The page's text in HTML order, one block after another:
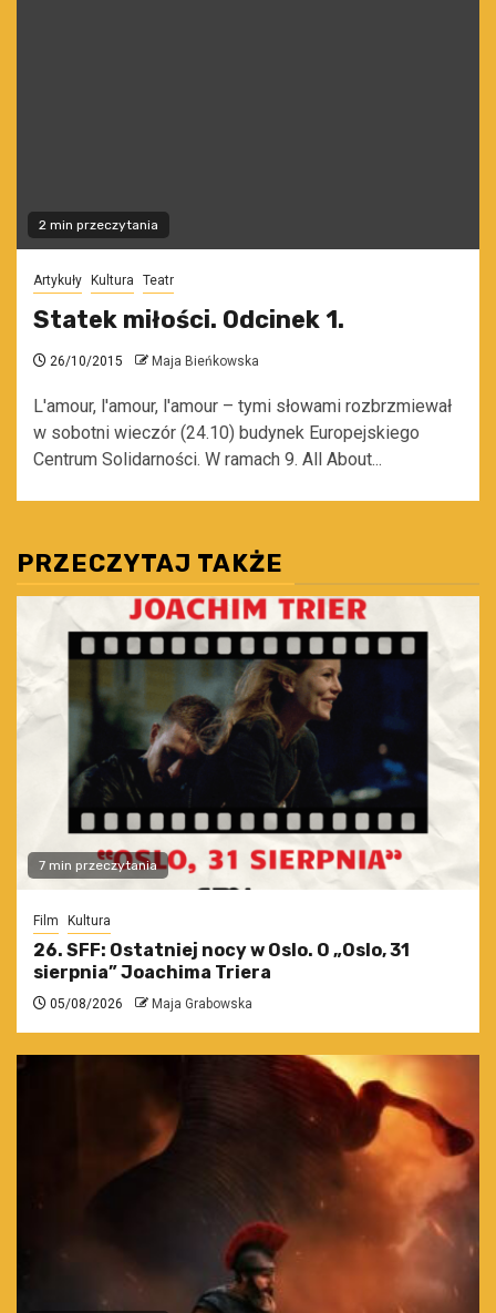
2 min przeczytania
Artykuły Kultura Teatr
Statek miłości. Odcinek 1.
26/10/2015 Maja Bieńkowska
L'amour, l'amour, l'amour – tymi słowami rozbrzmiewał
w sobotni wieczór (24.10) budynek Europejskiego
Centrum Solidarności. W ramach 9. All About...
PRZECZYTAJ TAKŻE
7 min przeczytania
Film Kultura
26. SFF: Ostatniej nocy w Oslo. O „Oslo, 31
sierpnia” Joachima Triera
05/08/2026 Maja Grabowska